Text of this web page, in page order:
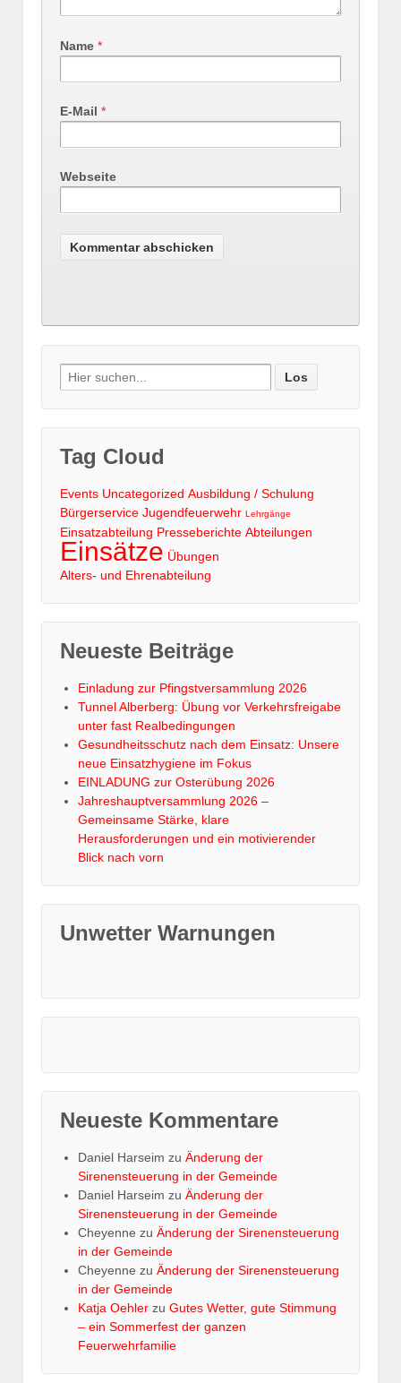
Name *
E-Mail *
Webseite
Search
for:
Tag Cloud
Events Uncategorized Ausbildung / Schulung
Bürgerservice Jugendfeuerwehr Lehrgänge
Einsatzabteilung Presseberichte Abteilungen
Einsätze Übungen
Alters- und Ehrenabteilung
Neueste Beiträge
Einladung zur Pfingstversammlung 2026
Tunnel Alberberg: Übung vor Verkehrsfreigabe
unter fast Realbedingungen
Gesundheitsschutz nach dem Einsatz: Unsere
neue Einsatzhygiene im Fokus
EINLADUNG zur Osterübung 2026
Jahreshauptversammlung 2026 –
Gemeinsame Stärke, klare
Herausforderungen und ein motivierender
Blick nach vorn
Unwetter Warnungen
Neueste Kommentare
Daniel Harseim zu Änderung der
Sirenensteuerung in der Gemeinde
Daniel Harseim zu Änderung der
Sirenensteuerung in der Gemeinde
Cheyenne zu Änderung der Sirenensteuerung
in der Gemeinde
Cheyenne zu Änderung der Sirenensteuerung
in der Gemeinde
Katja Oehler zu Gutes Wetter, gute Stimmung
– ein Sommerfest der ganzen
Feuerwehrfamilie